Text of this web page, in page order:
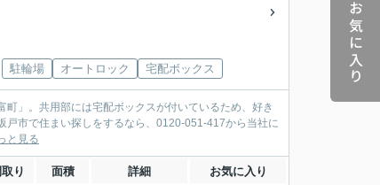
お気に入り
駐輪場 オートロック 宅配ボックス
」。共用部には宅配ボックスが付いているため、好き
戸市で住まい探しをするなら、0120-051-417から当社に
と見る
取り 面積 詳細 お気に入り